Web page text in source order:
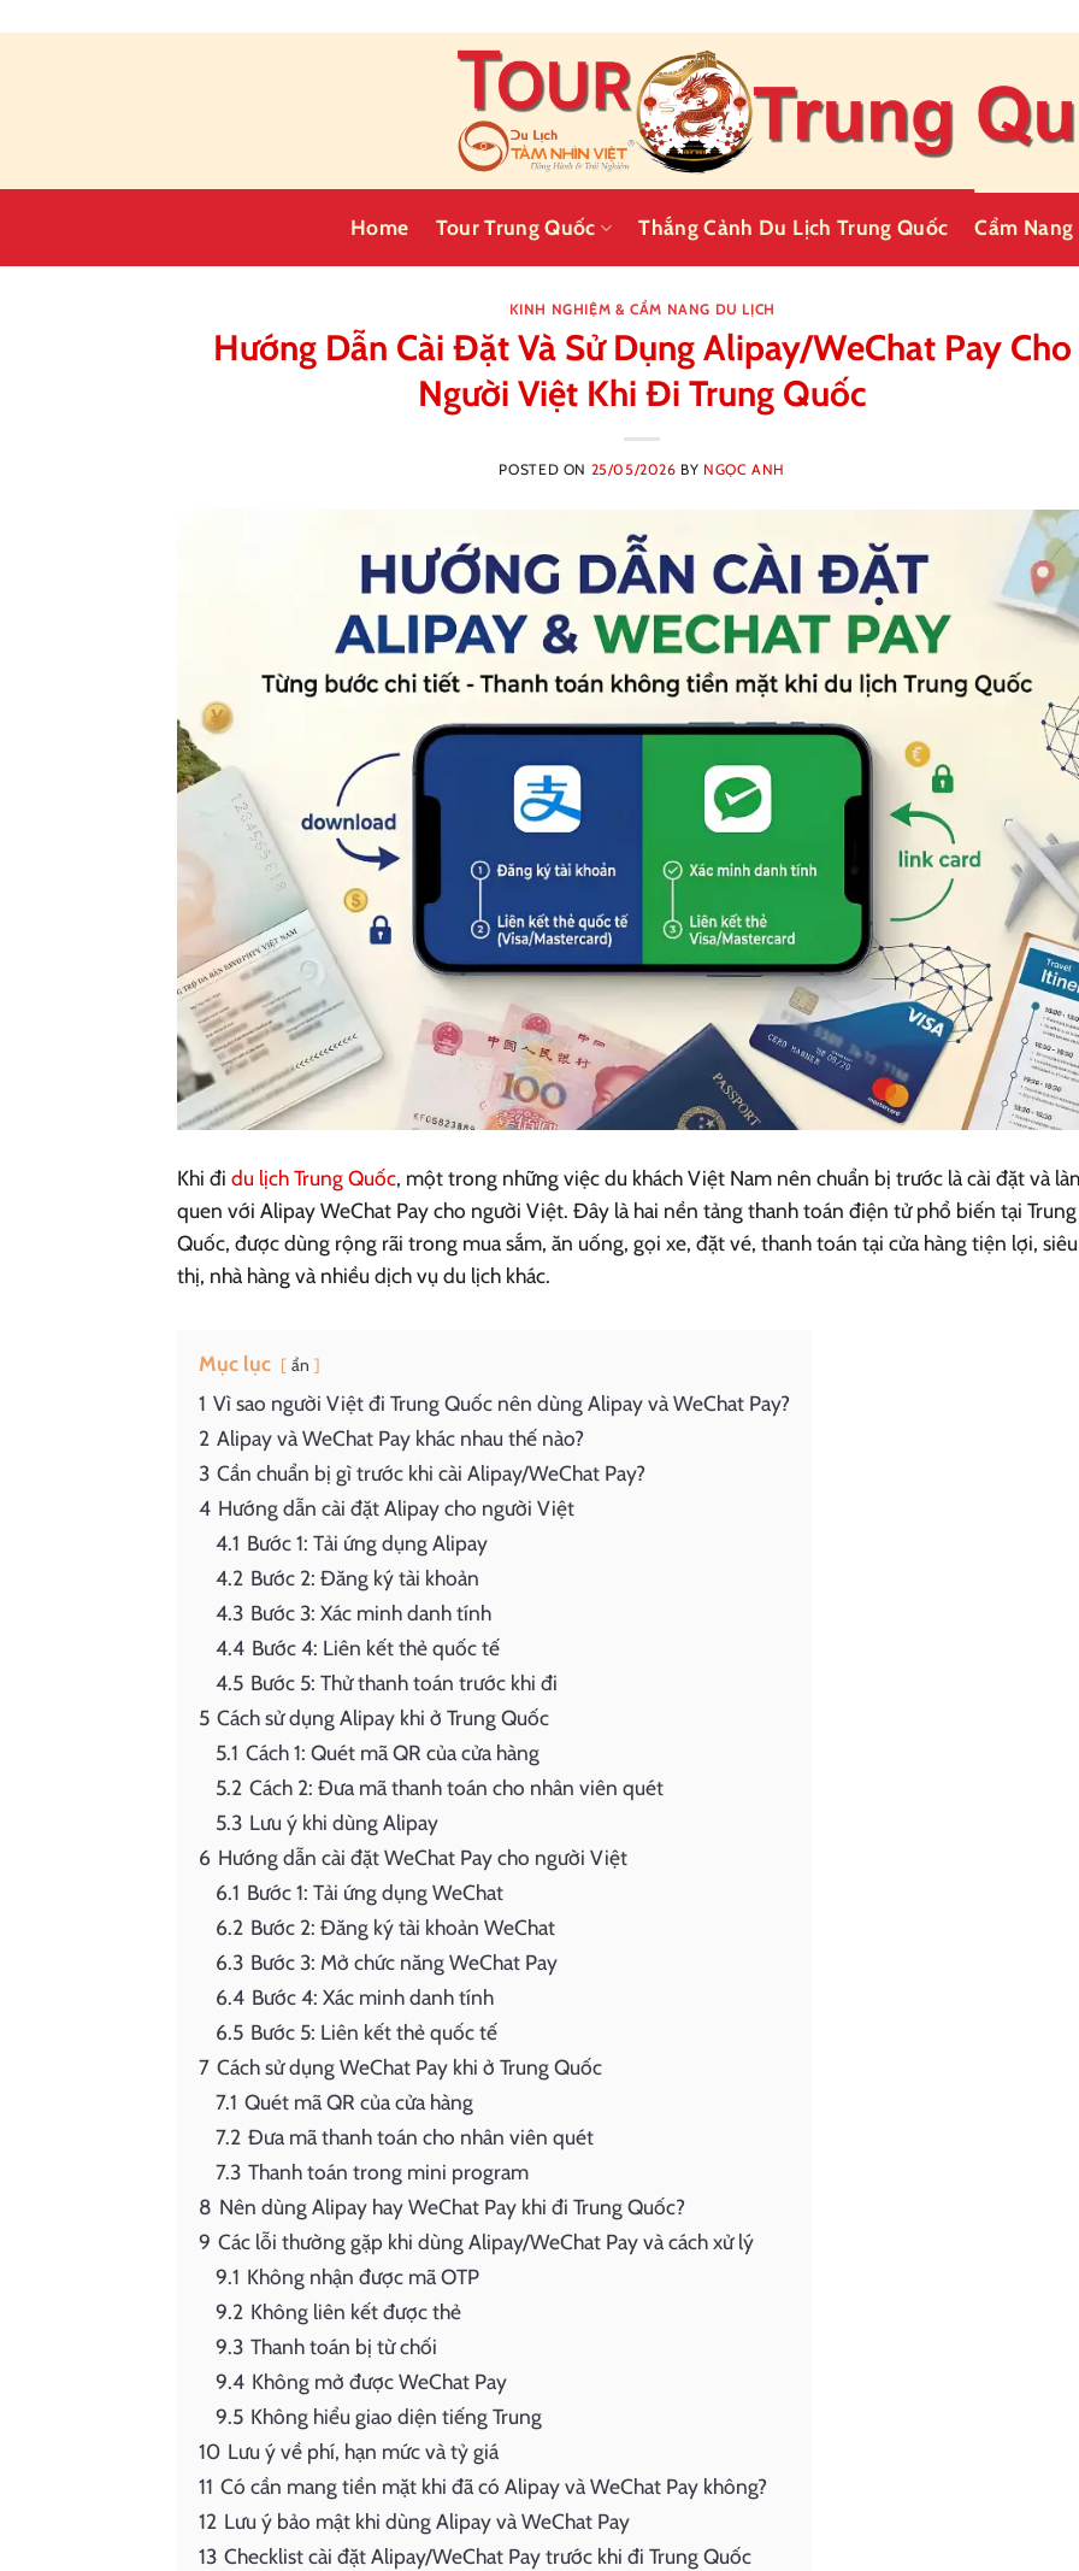
Home Tour Trung Quốc Thắng Cảnh Du Lịch Trung Quốc Cẩm
KINH NGHIỆM & CẨM NANG DU LỊCH
Hướng Dẫn Cài Đặt Và Sử Dụng Alipay/WeChat Pay Cho
Người Việt Khi Đi Trung Quốc
POSTED ON 25/05/2026 BY NGỌC ANH
Khi đi du lịch Trung Quốc, một trong những việc du khách Việt Nam nên chuẩn bị trước là cài đặt và
quen với Alipay WeChat Pay cho người Việt. Đây là hai nền tảng thanh toán điện tử phổ biến tại Trung
Quốc, được dùng rộng rãi trong mua sắm, ăn uống, gọi xe, đặt vé, thanh toán tại cửa hàng tiện lợi, siêu
thị, nhà hàng và nhiều dịch vụ du lịch khác.
Mục lục ẩn
1 Vì sao người Việt đi Trung Quốc nên dùng Alipay và WeChat Pay?
2 Alipay và WeChat Pay khác nhau thế nào?
3 Cần chuẩn bị gì trước khi cài Alipay/WeChat Pay?
4 Hướng dẫn cài đặt Alipay cho người Việt
4.1 Bước 1: Tải ứng dụng Alipay
4.2 Bước 2: Đăng ký tài khoản
4.3 Bước 3: Xác minh danh tính
4.4 Bước 4: Liên kết thẻ quốc tế
4.5 Bước 5: Thử thanh toán trước khi đi
5 Cách sử dụng Alipay khi ở Trung Quốc
5.1 Cách 1: Quét mã QR của cửa hàng
5.2 Cách 2: Đưa mã thanh toán cho nhân viên quét
5.3 Lưu ý khi dùng Alipay
6 Hướng dẫn cài đặt WeChat Pay cho người Việt
6.1 Bước 1: Tải ứng dụng WeChat
6.2 Bước 2: Đăng ký tài khoản WeChat
6.3 Bước 3: Mở chức năng WeChat Pay
6.4 Bước 4: Xác minh danh tính
6.5 Bước 5: Liên kết thẻ quốc tế
7 Cách sử dụng WeChat Pay khi ở Trung Quốc
7.1 Quét mã QR của cửa hàng
7.2 Đưa mã thanh toán cho nhân viên quét
7.3 Thanh toán trong mini program
8 Nên dùng Alipay hay WeChat Pay khi đi Trung Quốc?
9 Các lỗi thường gặp khi dùng Alipay/WeChat Pay và cách xử lý
9.1 Không nhận được mã OTP
9.2 Không liên kết được thẻ
9.3 Thanh toán bị từ chối
9.4 Không mở được WeChat Pay
9.5 Không hiểu giao diện tiếng Trung
10 Lưu ý về phí, hạn mức và tỷ giá
11 Có cần mang tiền mặt khi đã có Alipay và WeChat Pay không?
12 Lưu ý bảo mật khi dùng Alipay và WeChat Pay
13 Checklist cài đặt Alipay/WeChat Pay trước khi đi Trung Quốc